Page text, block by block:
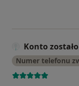
Konto
Numer telefonu